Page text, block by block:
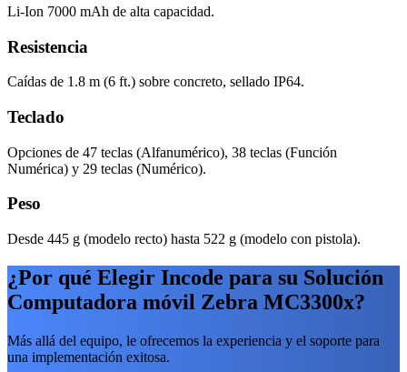
Li-Ion 7000 mAh de alta capacidad.
Resistencia
Caídas de 1.8 m (6 ft.) sobre concreto, sellado IP64.
Teclado
Opciones de 47 teclas (Alfanumérico), 38 teclas (Función
Numérica) y 29 teclas (Numérico).
Peso
Desde 445 g (modelo recto) hasta 522 g (modelo con pistola).
¿Por qué Elegir Incode para su Solución
Computadora móvil Zebra MC3300x?
Más allá del equipo, le ofrecemos la experiencia y el soporte para
una implementación exitosa.